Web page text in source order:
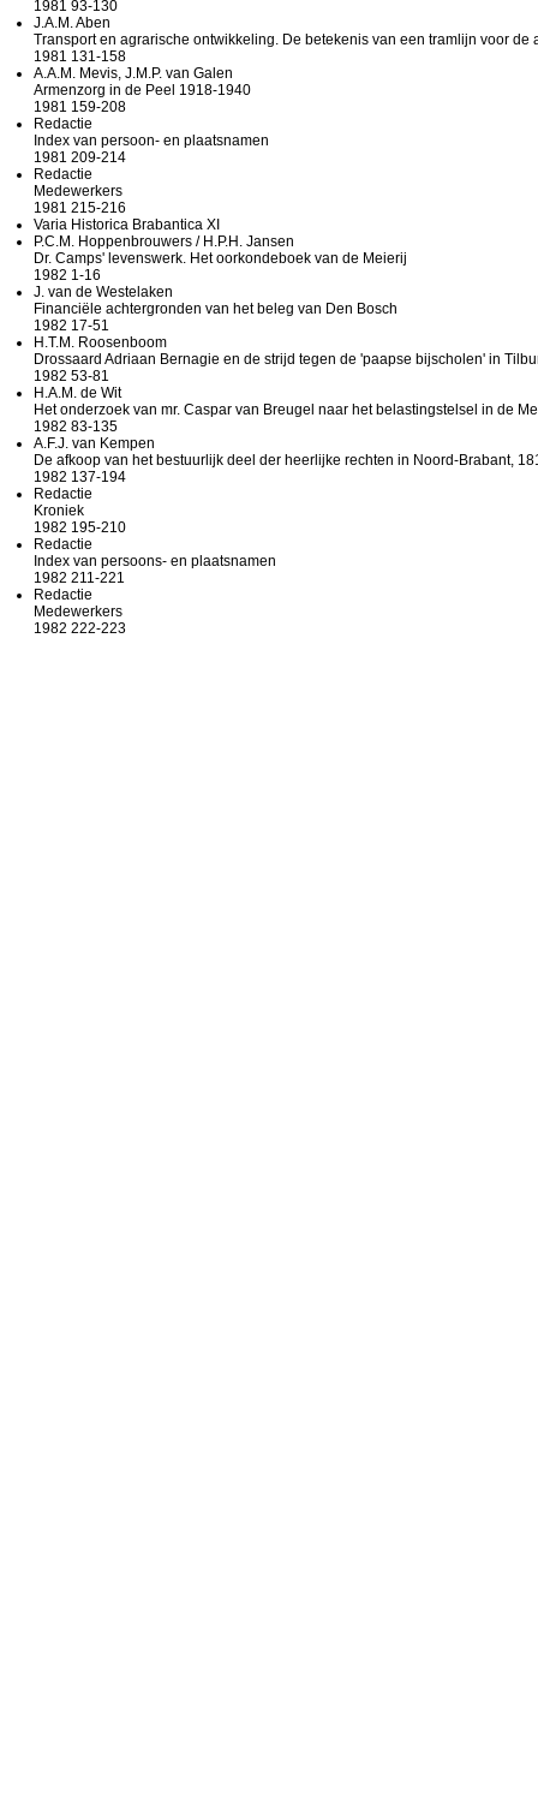
1981 93-130
J.A.M. Aben
Transport en agrarische ontwikkeling. De betekenis van een tramlijn voor
1981 131-158
A.A.M. Mevis, J.M.P. van Galen
Armenzorg in de Peel 1918-1940
1981 159-208
Redactie
Index van persoon- en plaatsnamen
1981 209-214
Redactie
Medewerkers
1981 215-216
Varia Historica Brabantica XI
P.C.M. Hoppenbrouwers / H.P.H. Jansen
Dr. Camps' levenswerk. Het oorkondeboek van de Meierij
1982 1-16
J. van de Westelaken
Financiële achtergronden van het beleg van Den Bosch
1982 17-51
H.T.M. Roosenboom
Drossaard Adriaan Bernagie en de strijd tegen de 'paapse bijscholen' in
1982 53-81
H.A.M. de Wit
Het onderzoek van mr. Caspar van Breugel naar het belastingstelsel in de
1982 83-135
A.F.J. van Kempen
De afkoop van het bestuurlijk deel der heerlijke rechten in Noord-Brabant,
1982 137-194
Redactie
Kroniek
1982 195-210
Redactie
Index van persoons- en plaatsnamen
1982 211-221
Redactie
Medewerkers
1982 222-223